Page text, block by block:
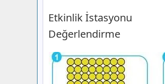
Etkinlik İstasyonu
Değerlendirme